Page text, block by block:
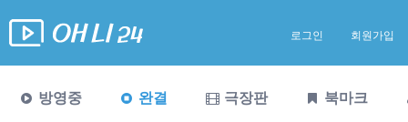
로그인 회원가입
방영중 완결 극장판 북마크